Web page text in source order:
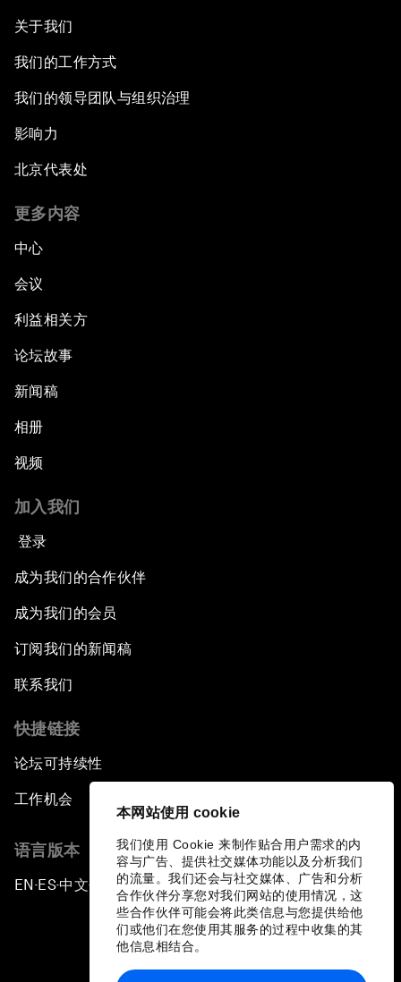
本网站使用 cookie
我们使用 Cookie 来制作贴合用户需求的内
容与广告、提供社交媒体功能以及分析我们
的流量。我们还会与社交媒体、广告和分析
合作伙伴分享您对我们网站的使用情况，这
些合作伙伴可能会将此类信息与您提供给他
们或他们在您使用其服务的过程中收集的其
他信息相结合。
关于我们
我们的工作方式
我们的领导团队与组织治理
影响力
北京代表处
更多内容
中心
会议
利益相关方
论坛故事
新闻稿
相册
视频
加入我们
登录
成为我们的合作伙伴
成为我们的会员
订阅我们的新闻稿
联系我们
快捷链接
论坛可持续性
工作机会
语言版本
EN ▪ES▪中文▪ 日本語